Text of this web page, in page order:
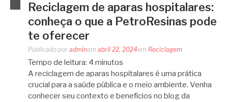
Reciclagem de aparas hospitalares:
conheça o que a PetroResinas pode
te oferecer
Publicado por adminem abril 22, 2024em Reciclagem
Tempo de leitura: 4 minutos
A reciclagem de aparas hospitalares é uma prática
crucial para a saúde pública e o meio ambiente. Venha
conhecer seu contexto e benefícios no blog da